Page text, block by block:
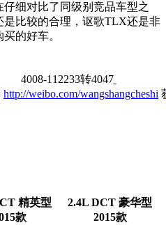
细对比了同级别竞品车型之
是比较的合理，讴歌TLX还是非
的好车。
4008-112233转4047
http://weibo.com/wangshangcheshi
精英型
款
2.4L DCT 豪华型
2015款